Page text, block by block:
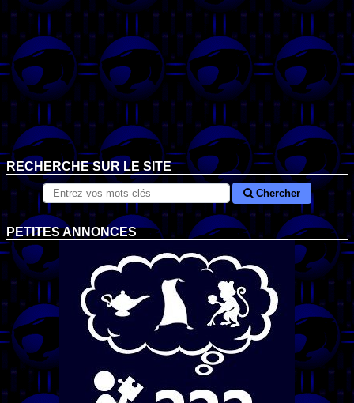
RECHERCHE SUR LE SITE
Chercher
PETITES ANNONCES